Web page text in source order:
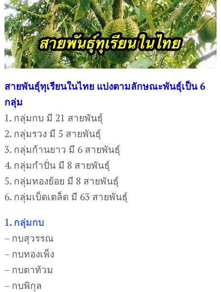
สายพันธุ์ทุเรียนในไทย แบ่งตามลักษณะพันธุ์เป็น 6
กลุ่ม
1. กลุ่มกบ มี 21 สายพันธุ์
2. กลุ่มรวง มี 5 สายพันธุ์
3. กลุ่มก้านยาว มี 6 สายพันธุ์
4. กลุ่มกำปั่น มี 8 สายพันธุ์
5. กลุ่มทองย้อย มี 8 สายพันธุ์
6. กลุ่มเบ็ดเตล็ด มี 63 สายพันธุ์
1. กลุ่มกบ
– กบสุวรรณ
– กบทองเพ็ง
– กบตาท้วม
– กบพิกุล